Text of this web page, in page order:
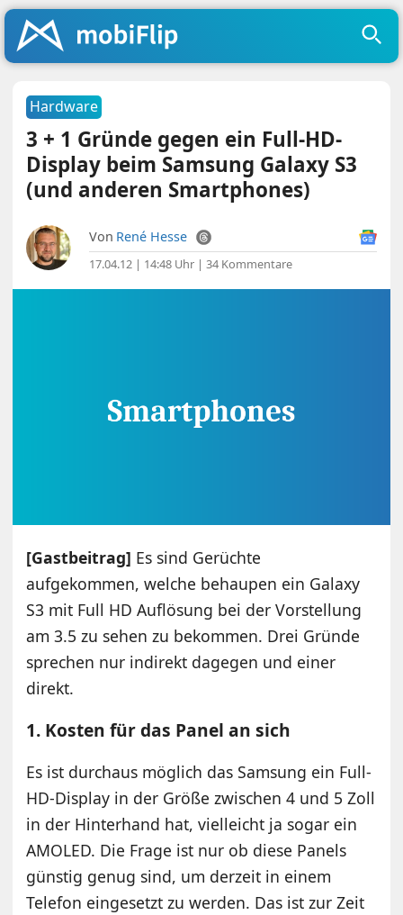
Hardware
3 + 1 Gründe gegen ein Full-HD-
Display beim Samsung Galaxy S3
(und anderen Smartphones)
Von René Hesse
17.04.12 | 14:48 Uhr |34 Kommentare
[Gastbeitrag] Es sind Gerüchte
aufgekommen, welche behaupen ein Galaxy
S3 mit Full HD Auflösung bei der Vorstellung
am 3.5 zu sehen zu bekommen. Drei Gründe
sprechen nur indirekt dagegen und einer
direkt.
1. Kosten für das Panel an sich
Es ist durchaus möglich das Samsung ein Full-
HD-Display in der Größe zwischen 4 und 5 Zoll
in der Hinterhand hat, vielleicht ja sogar ein
AMOLED. Die Frage ist nur ob diese Panels
günstig genug sind, um derzeit in einem
Telefon eingesetzt zu werden. Das ist zur Zeit